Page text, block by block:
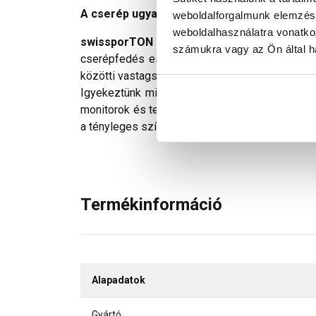
weboldalforgalmunk
weboldalhasználatra
számukra vagy az Ön által
A cserép ugyanaz, a név új! Creatonból
swissporTON Róna egyenesvágású cserép
cserépfedés esetében a 10 cm²-es
közötti vastagsági különbségre.
Igyekeztünk minden technikailag lehetséges
monitorok és telefonok kijelzőin megjelenő
a tényleges színektől.
Termékinformáció
Alapadatok